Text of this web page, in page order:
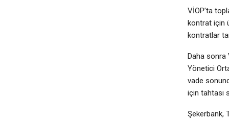
VİOP’ta
kontrat için
kontratlar
Daha sonra
Yönetici
vade
için tahtası
Şekerbank,